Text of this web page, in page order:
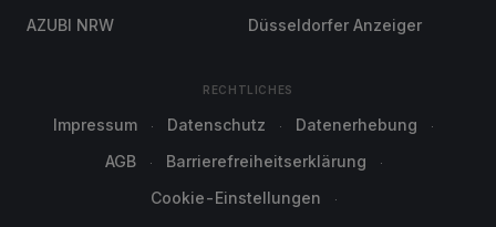
AZUBI NRW
Düsseldorfer Anzeiger
RECHTLICHES
Impressum Datenschutz
Datenerhebung
AGB
Barrierefreiheitserklärung
Cookie-Einstellungen